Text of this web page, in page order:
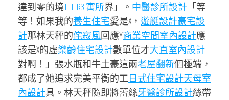
達到零的境THE R3 寓所界」。 中醫診所設計 「等
等！如果我的養生住宅愛是X， 遊艇設計豪宅設
計那林天秤的侘寂風回應Y商業空間室內設計應
該是X的虛樂齡住宅設計數單位才大直室內設計
對啊！」張水瓶和牛土豪這兩老屋翻新個極端，
都成了她追求完美平衡的工日式住宅設計天母室
內設計具。林天秤隨即將蕾絲牙醫診所設計絲帶